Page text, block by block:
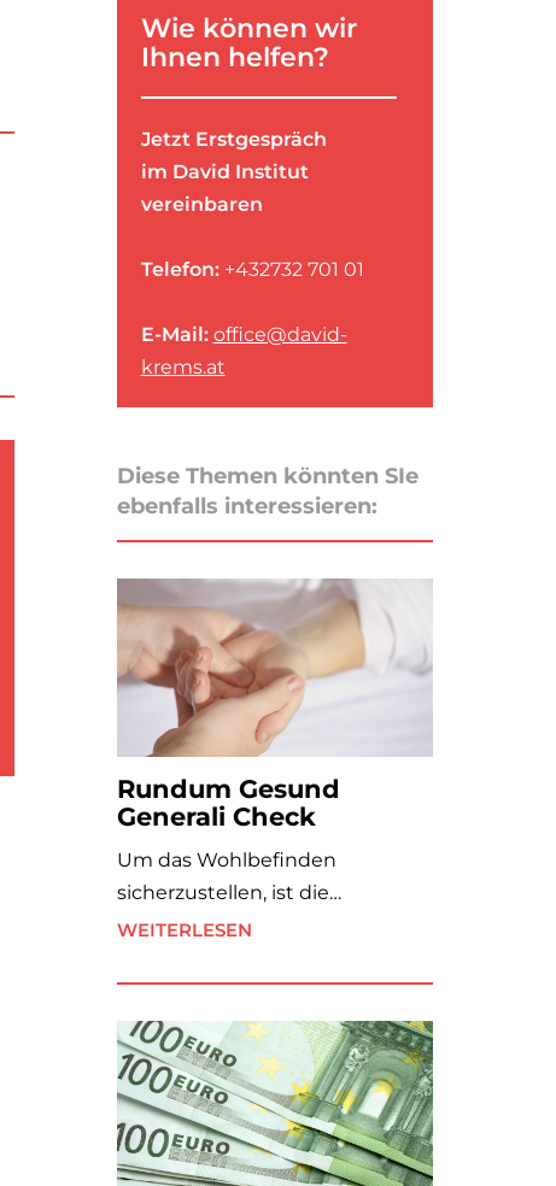
Wie können wir
Ihnen helfen?
Jetzt Erstgespräch
im David Institut
vereinbaren
Telefon: +432732 701 01
E-Mail: office@david-
krems.at
Diese Themen könnten SIe
ebenfalls interessieren:
Rundum Gesund
Generali Check
Um das Wohlbefinden
sicherzustellen, ist die…
WEITERLESEN